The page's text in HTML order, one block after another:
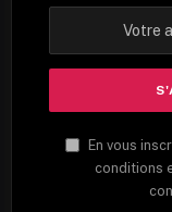
En vous
conditions